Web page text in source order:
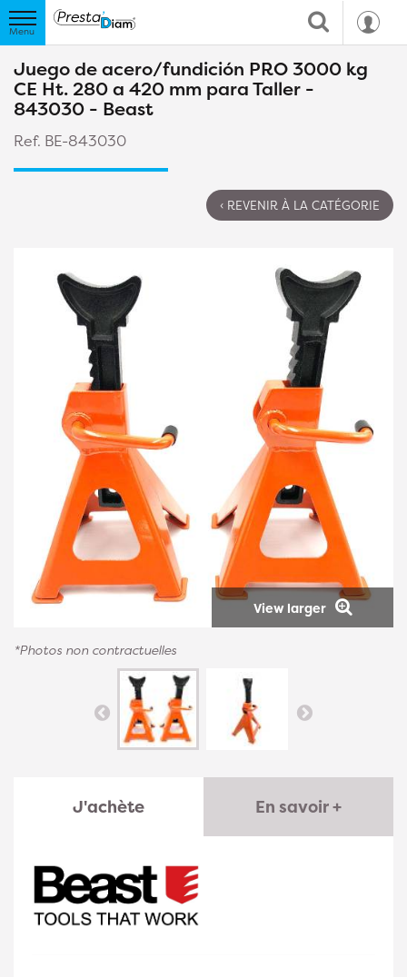
Juego de acero/fundición PRO 3000 kg
CE Ht. 280 a 420 mm para Taller -
843030 - Beast
Ref. BE-843030
‹ REVENIR À LA CATÉGORIE
View larger
*Photos non contractuelles
J'achète En savoir +